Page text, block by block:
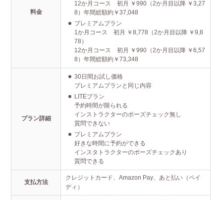
料金
12か月コース 初月 ￥990（2か月目以降 ￥3,27
8）年間総額約￥37,048
プレミアムプラン
1か月コース 初月 ￥8,778（2か月目以降 ￥9,8
78）
12か月コース 初月 ￥990（2か月目以降 ￥6,57
8）年間総額約￥73,348
プラン詳細
30日間お試し価格
プレミアムプランと同じ内容
LITEプラン
予約時間が限られる
インストラクターのポーズチェック無し
質問できない
プレミアムプラン
好きな時間に予約ができる
インスタトラクターのポーズチェックあり
質問できる
支払方法
クレジットカード、Amazon Pay、あと払い（ペイ
ディ）